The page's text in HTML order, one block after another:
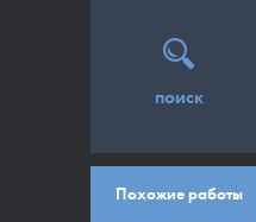
поиск
Похожие работы